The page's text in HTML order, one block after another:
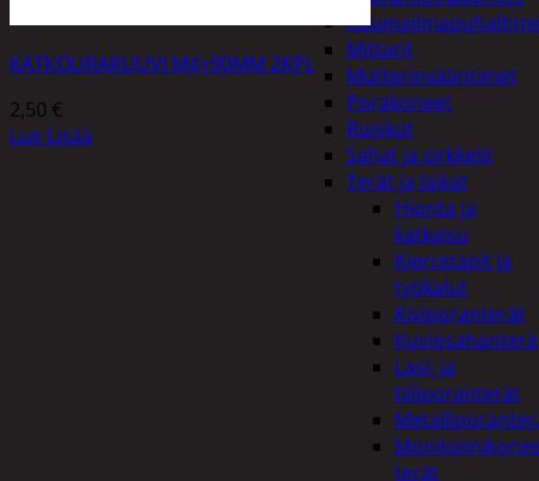
Mittarit
Mutterinvääntimet
Porakoneet
Ruiskut
Sahat ja sirkkelit
Terät ja laikat
Hionta ja
katkaisu
Kierretapit ja
työkalut
Kiviporanterät
Kuviosahanterä
Lasi- ja
tiiliporanterät
terät
KATKOURARUUVI M4×90MM 2KPL
2,50 €
Lue Lisää